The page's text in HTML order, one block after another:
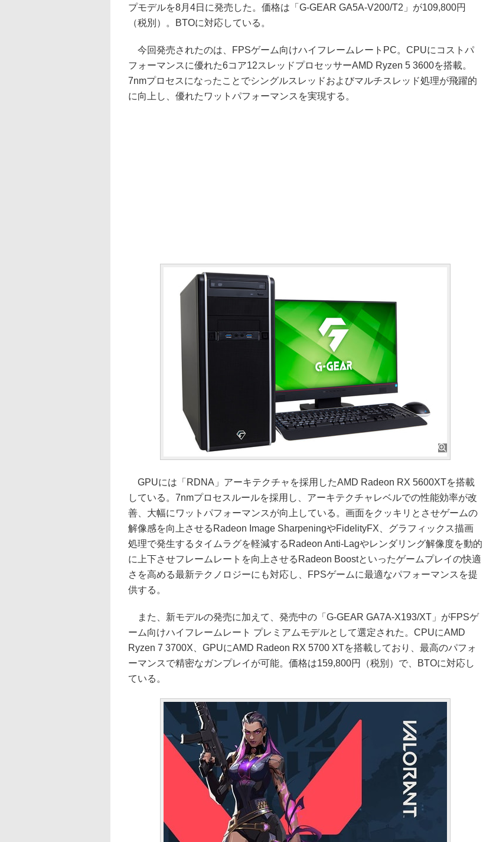
プモデルを8月4日に発売した。価格は「G-GEAR GA5A-V200/T2」が109,800円
（税別）。BTOに対応している。
今回発売されたのは、FPSゲーム向けハイフレームレートPC。CPUにコストパ
フォーマンスに優れた6コア12スレッドプロセッサーAMD Ryzen 5 3600を搭載。
7nmプロセスになったことでシングルスレッドおよびマルチスレッド処理が飛躍的
に向上し、優れたワットパフォーマンスを実現する。
GPUには「RDNA」アーキテクチャを採用したAMD Radeon RX 5600XTを搭載
している。7nmプロセスルールを採用し、アーキテクチャレベルでの性能効率が改
善、大幅にワットパフォーマンスが向上している。画面をクッキリとさせゲームの
解像感を向上させるRadeon Image SharpeningやFidelityFX、グラフィックス描画
処理で発生するタイムラグを軽減するRadeon Anti-Lagやレンダリング解像度を動的
に上下させフレームレートを向上させるRadeon Boostといったゲームプレイの快適
さを高める最新テクノロジーにも対応し、FPSゲームに最適なパフォーマンスを提
供する。
また、新モデルの発売に加えて、発売中の「G-GEAR GA7A-X193/XT」がFPSゲ
ーム向けハイフレームレート プレミアムモデルとして選定された。CPUにAMD
Ryzen 7 3700X、GPUにAMD Radeon RX 5700 XTを搭載しており、最高のパフォ
ーマンスで精密なガンプレイが可能。価格は159,800円（税別）で、BTOに対応し
ている。